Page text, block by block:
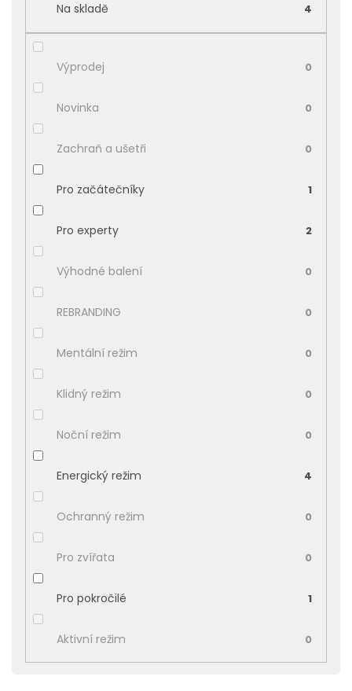
ů
Na skladě 4
Výprodej 0
Novinka 0
Zachraň a ušetři 0
Pro začátečníky 1
Pro experty 2
Výhodné balení 0
REBRANDING 0
Mentální režim 0
Klidný režim 0
Noční režim 0
Energický režim 4
Ochranný režim 0
Pro zvířata 0
Pro pokročilé 1
Aktivní režim 0